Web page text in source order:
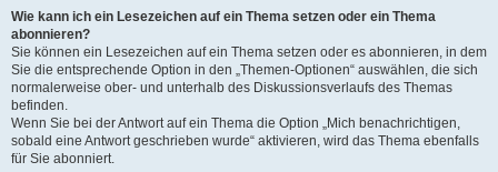
Wie kann ich ein Lesezeichen auf ein Thema setzen oder ein Thema
abonnieren?
Sie können ein Lesezeichen auf ein Thema setzen oder es abonnieren, in dem
Sie die entsprechende Option in den „Themen-Optionen“ auswählen, die sich
normalerweise ober- und unterhalb des Diskussionsverlaufs des Themas
befinden.
Wenn Sie bei der Antwort auf ein Thema die Option „Mich benachrichtigen,
sobald eine Antwort geschrieben wurde“ aktivieren, wird das Thema ebenfalls
für Sie abonniert.